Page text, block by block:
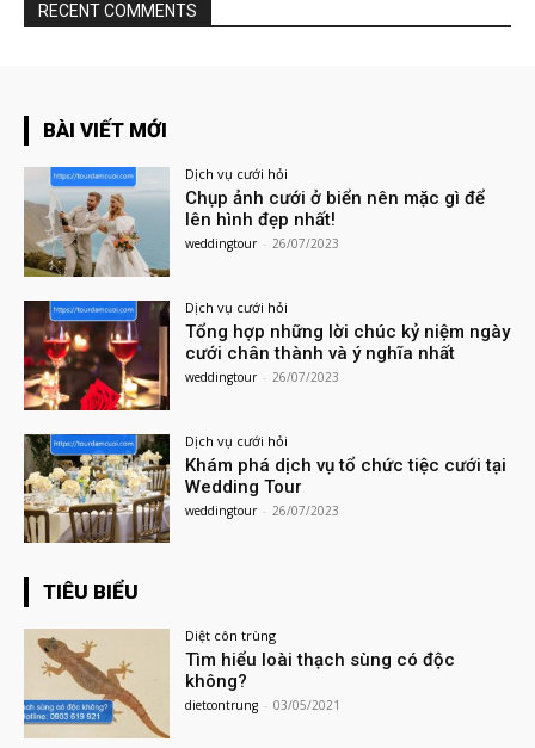
RECENT COMMENTS
BÀI VIẾT MỚI
Dịch vụ cưới hỏi
Chụp ảnh cưới ở biển nên mặc gì để
lên hình đẹp nhất!
weddingtour - 26/07/2023
Dịch vụ cưới hỏi
Tổng hợp những lời chúc kỷ niệm ngày
cưới chân thành và ý nghĩa nhất
weddingtour - 26/07/2023
Dịch vụ cưới hỏi
Khám phá dịch vụ tổ chức tiệc cưới tại
Wedding Tour
weddingtour - 26/07/2023
TIÊU BIỂU
Diệt côn trùng
Tìm hiểu loài thạch sùng có độc
không?
dietcontrung - 03/05/2021